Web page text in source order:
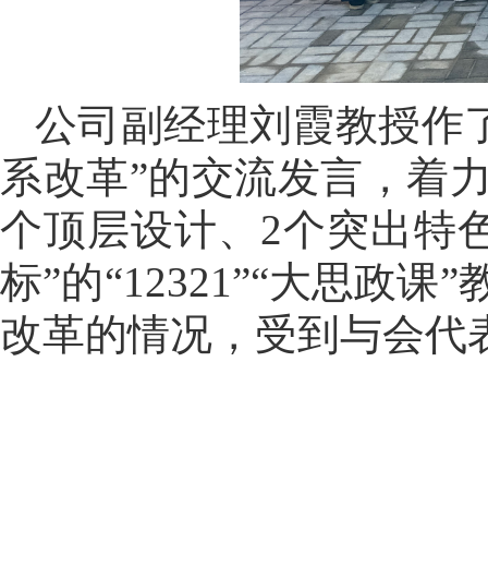
公司副经理刘霞教授作
系改革”的交流发言，着
个顶层设计、2个突出特
标”的“12321”“大思政课
改革的情况，受到与会代